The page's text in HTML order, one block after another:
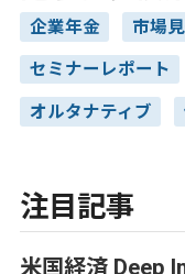
企業年金 市場
セミナーレポート
オルタナティブ
注目記事
米国経済